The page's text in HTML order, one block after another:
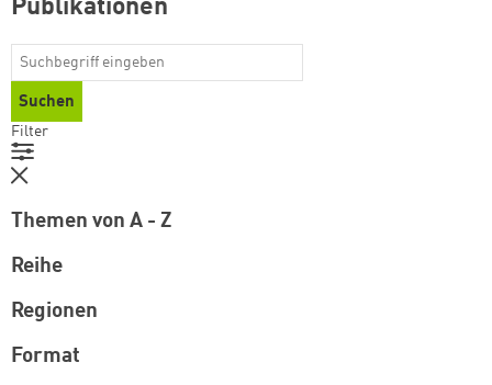
Publikationen
Filter
Themen von A - Z
Reihe
Regionen
Format